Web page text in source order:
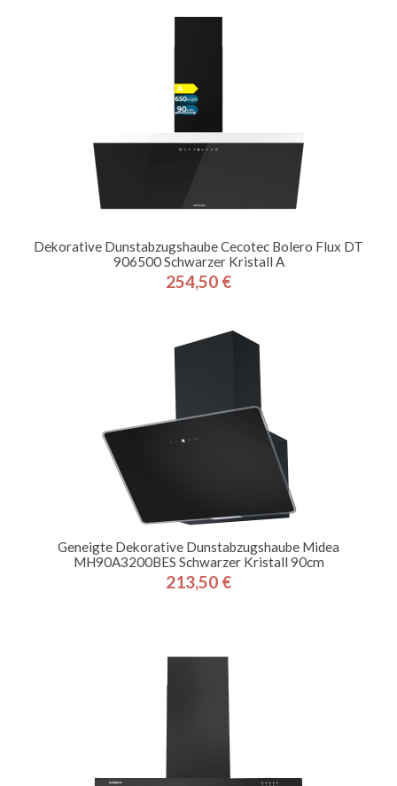
Dekorative Dunstabzugshaube Cecotec Bolero Flux DT
906500 Schwarzer Kristall A
Preis
254,50 €
Geneigte Dekorative Dunstabzugshaube Midea
MH90A3200BES Schwarzer Kristall 90cm
Preis
213,50 €